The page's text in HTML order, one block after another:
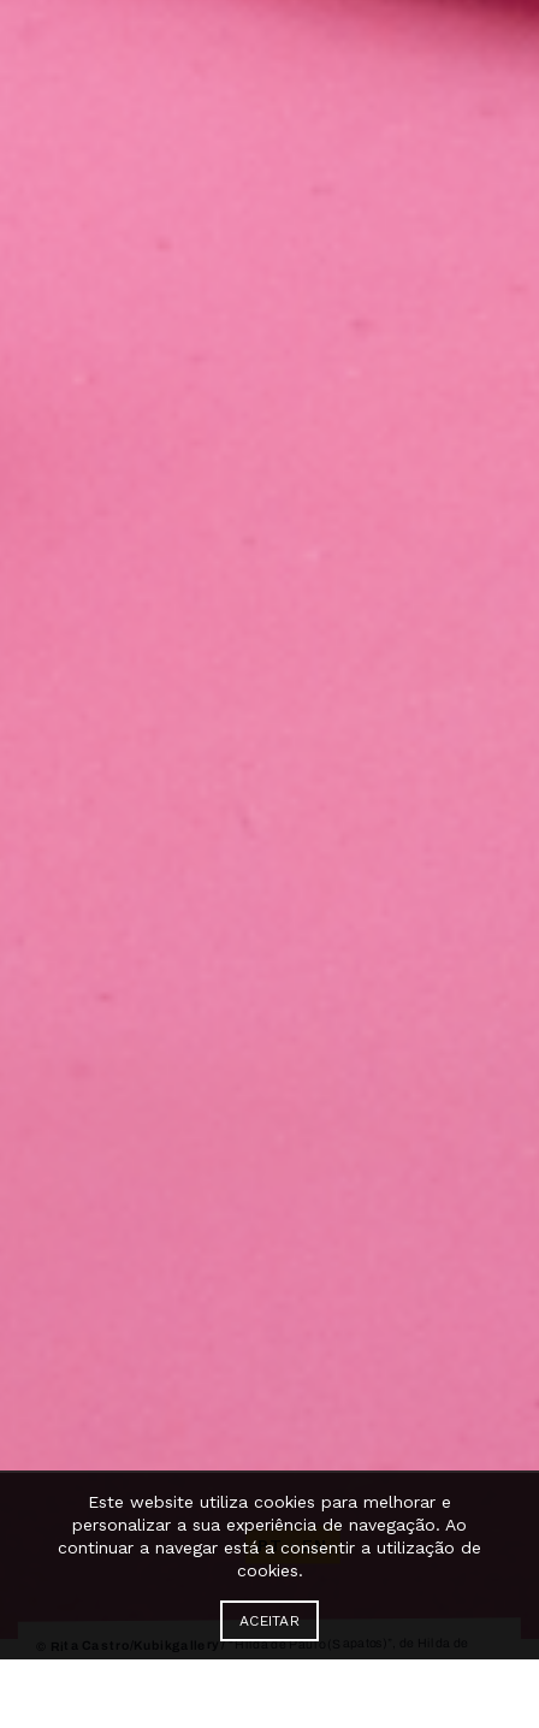
© Rita Castro/Kubikgallery /“Hilda de Paulo (Sapatos)”, de Hilda de
Este website utiliza cookies para melhorar e
personalizar a sua experiência de navegação. Ao
continuar a navegar está a consentir a utilização de
cookies.
ACEITAR
PT·EN